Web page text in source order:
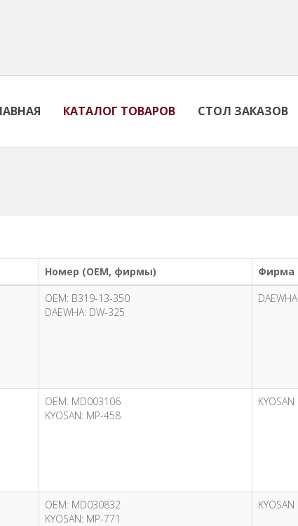
КАТАЛОГ ТОВАРОВ СТОЛ ЗАКАЗОВ
Номер (OEM, фирмы) Фирма
OEM: B319-13-350
DAEWHA: DW-325
DAEWHA
OEM: MD003106
KYOSAN: MP-458
KYOSAN
OEM: MD030832
KYOSAN: MP-771
KYOSAN